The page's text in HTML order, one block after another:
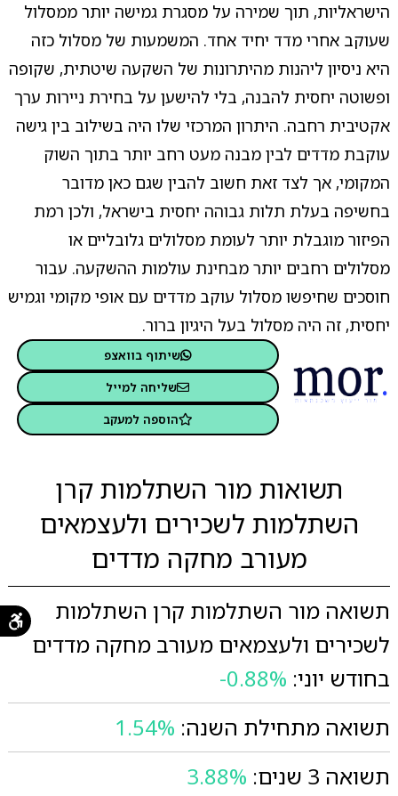
הישראליות, תוך שמירה על מסגרת גמישה יותר ממסלול
שעוקב אחרי מדד יחיד אחד. המשמעות של מסלול כזה
היא ניסיון ליהנות מהיתרונות של השקעה שיטתית, שקופה
ופשוטה יחסית להבנה, בלי להישען על בחירת ניירות ערך
אקטיבית רחבה. היתרון המרכזי שלו היה בשילוב בין גישה
עוקבת מדדים לבין מבנה מעט רחב יותר בתוך השוק
המקומי, אך לצד זאת חשוב להבין שגם כאן מדובר
בחשיפה בעלת תלות גבוהה יחסית בישראל, ולכן רמת
הפיזור מוגבלת יותר לעומת מסלולים גלובליים או
מסלולים רחבים יותר מבחינת עולמות ההשקעה. עבור
חוסכים שחיפשו מסלול עוקב מדדים עם אופי מקומי וגמיש
יחסית, זה היה מסלול בעל היגיון ברור.
שיתוף בוואצפ
שליחה למייל
הוספה למעקב
תשואות מור השתלמות קרן
השתלמות לשכירים ולעצמאים
מעורב מחקה מדדים
תשואה מור השתלמות קרן השתלמות
לשכירים ולעצמאים מעורב מחקה מדדים
בחודש יוני: -0.88%
תשואה מתחילת השנה: 1.54%
תשואה 3 שנים:
3.88%